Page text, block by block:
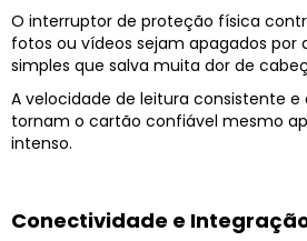
O interruptor de proteção física
fotos ou vídeos sejam apagados
simples que salva muita dor de
A velocidade de leitura consistente
tornam o cartão confiável mesmo
intenso.
Conectividade e